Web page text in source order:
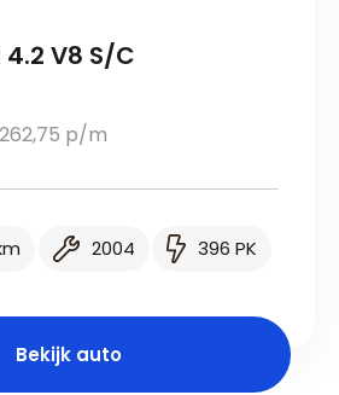
V8 S/C
p/m
2004 396 PK
Bekijk auto